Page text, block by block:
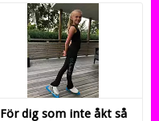
För dig som inte åkt så